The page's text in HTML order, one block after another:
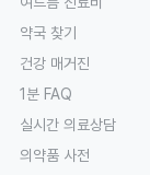
약국 찾기
건강 매거진
1분 FAQ
실시간 의료상담
의약품 사전